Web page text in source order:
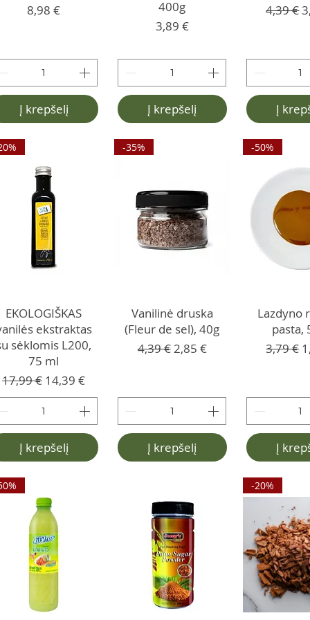
Kaina
8,98 €
Į krepšelį
400g
Kaina
3,89 €
Į krepšelį
4,39 €
Į
EKOLOGIŠKAS
ekstraktas
sėklomis L200,
75 ml
Įprastinė kaina
17,99 € Pardavimo kaina
14,39 €
Į krepšelį
-35%
Vanilinė druska
(Fleur de sel), 40g
Įprastinė kaina
4,39 € Pardavimo kaina
2,85 €
Į krepšelį
-50%
Lazdyno
pasta,
3,79 €
Į
-20%